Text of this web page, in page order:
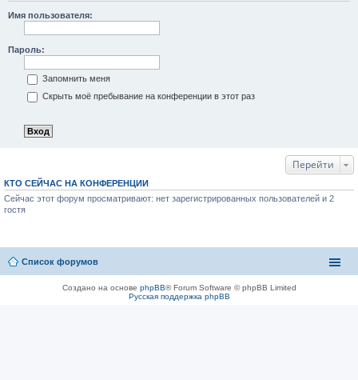
Имя пользователя:
Пароль:
Запомнить меня
Скрыть моё пребывание на конференции в этот раз
Перейти
КТО СЕЙЧАС НА КОНФЕРЕНЦИИ
Сейчас этот форум просматривают: нет зарегистрированных пользователей и 2
гостя
Список форумов
Создано на основе phpBB® Forum Software © phpBB Limited
Русская поддержка phpBB